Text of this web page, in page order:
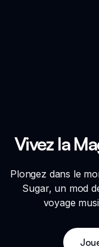
Vivez la
Plongez dans le
Sugar, un mod
voyage